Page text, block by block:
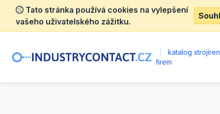
Tato stránka používá cookies na vylepšení
vašeho uživatelského zážitku.
katalog
firem